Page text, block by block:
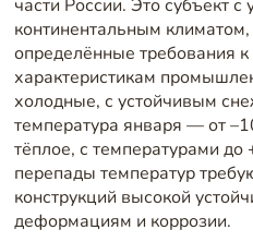
части России. Это субъект с
континентальным
определённые требования к
характеристикам
холодные, с устойчивым
температура января — от
тёплое, с температурами до
перепады температур
конструкций высокой
деформациям и коррозии.